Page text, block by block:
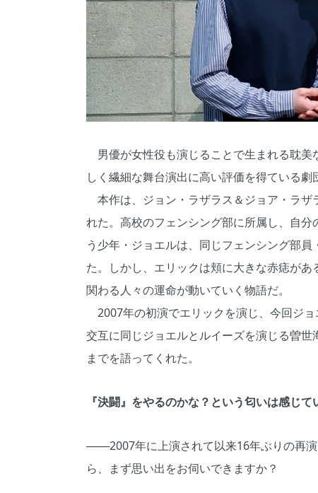
男優が女性役も演じることで生まれる耽美
しく繊細な舞台演出に高い評価を得ている劇
本作は、ジョン・ラザラス＆ジョア・ラザ
れた。高校のフェンシング部に所属し、自
う少年・ジョエルは、同じフェンシング部
た。しかし、エリックは頬に大きな赤痣が
関わる人々の運命が動いていく物語だ。
2007年の初演でエリックを演じ、今回ジ
交互に同じジョエルとルイーズを演じる曽
までを語ってくれた。
『決闘』をやるのかな？という匂いは感じて
───2007年に上演されて以来16年ぶりの再
ら、まず思い出をお伺いできますか？